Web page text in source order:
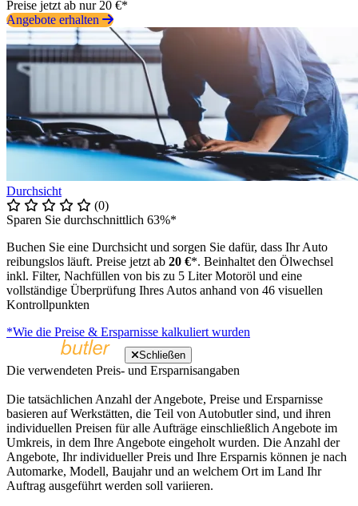
Preise jetzt ab nur 20 €*
Angebote erhalten
Durchsicht
(0)
Sparen Sie durchschnittlich 63%*
Buchen Sie eine Durchsicht und sorgen Sie dafür, dass Ihr Auto
reibungslos läuft. Preise jetzt ab 20 €*. Beinhaltet den Ölwechsel
inkl. Filter, Nachfüllen von bis zu 5 Liter Motoröl und eine
vollständige Überprüfung Ihres Autos anhand von 46 visuellen
Kontrollpunkten
*Wie die Preise & Ersparnisse kalkuliert wurden
Schließen
Die verwendeten Preis- und Ersparnisangaben
Die tatsächlichen Anzahl der Angebote, Preise und Ersparnisse
basieren auf Werkstätten, die Teil von Autobutler sind, und ihren
individuellen Preisen für alle Aufträge einschließlich Angebote im
Umkreis, in dem Ihre Angebote eingeholt wurden. Die Anzahl der
Angebote, Ihr individueller Preis und Ihre Ersparnis können je nach
Automarke, Modell, Baujahr und an welchem Ort im Land Ihr
Auftrag ausgeführt werden soll variieren.